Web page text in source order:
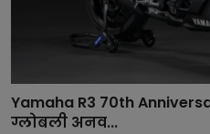
Yamaha R3 70th
ग्लोबली अनव...